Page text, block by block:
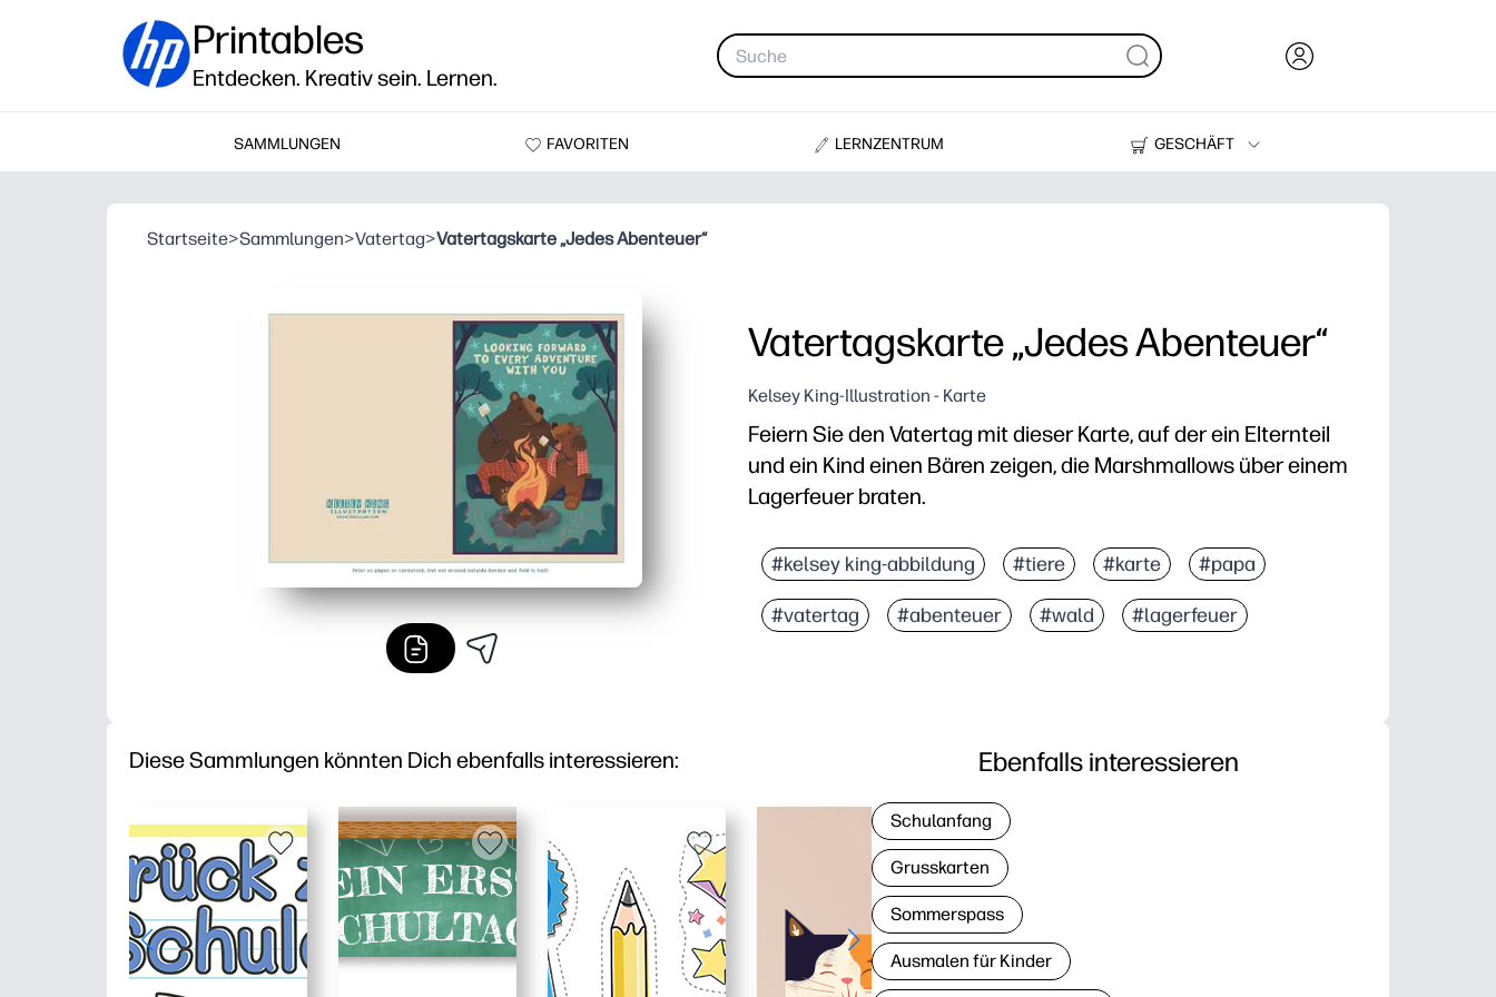
Printables
Entdecken. Kreativ sein. Lernen.
SAMMLUNGEN FAVORITEN LERNZENTRUM
GESCHÄFT
Drucker
Startseite>Sammlungen>Vatertag>Vatertagskarte „Jedes Abenteuer“
Vatertagskarte „Jedes Abenteuer“
Kelsey King-Illustration - Karte
Feiern Sie den Vatertag mit dieser Karte, auf der ein Elternteil
und ein Kind einen Bären zeigen, die Marshmallows über einem
Lagerfeuer braten.
#kelsey king-abbildung #tiere #karte #papa
#vatertag #abenteuer #wald #lagerfeuer
Diese Sammlungen könnten Dich ebenfalls interessieren: Ebenfalls interessieren
Schulanfang
Grusskarten
Sommerspass
Ausmalen für Kinder